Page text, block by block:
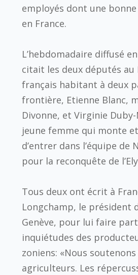
employés dont une
en France.
L’hebdomadaire diffusé
citait les deux députés au
français habitant à deux
frontière, Etienne Blanc,
Divonne, et Virginie
jeune femme qui monte
d’entrer dans l’équipe de
pour la reconquête de
Tous deux ont écrit à
Longchamp, le président
Genève, pour lui faire
inquiétudes des
zoniens: «Nous
agriculteurs. Les